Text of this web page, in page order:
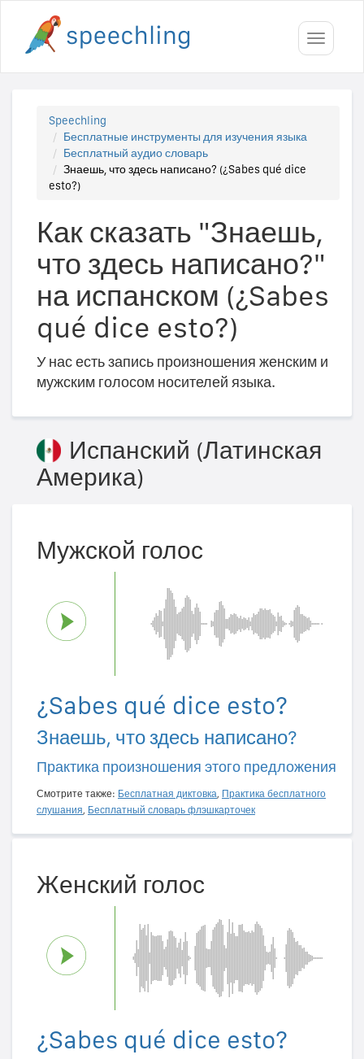
Toggle
Speechling
Бесплатные инструменты для изучения языка
Бесплатный аудио словарь
Знаешь, что здесь написано? (¿Sabes qué dice
esto?)
Как сказать "Знаешь,
что здесь написано?"
на испанском (¿Sabes
qué dice esto?)
У нас есть запись произношения женским и
мужским голосом носителей языка.
Испанский (Латинская
Америка)
Мужской голос
¿Sabes qué dice esto?
Знаешь, что здесь написано?
Практика произношения этого предложения
Смотрите также: Бесплатная диктовка, Практика бесплатного
слушания, Бесплатный словарь флэшкарточек
Женский голос
¿Sabes qué dice esto?